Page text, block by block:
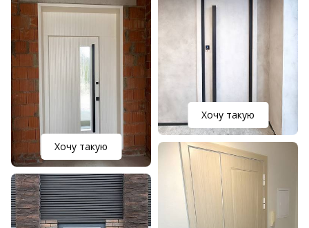
Хочу такую
Хочу такую